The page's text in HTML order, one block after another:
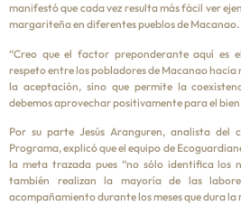
manifestó que cada vez resulta más fácil ver
margariteña en diferentes pueblos de Macanao.
“Creo que el factor preponderante aquí es
respeto entre los pobladores de Macanao hacia
la aceptación, sino que permite la
debemos aprovechar positivamente para el
Por su parte Jesús Aranguren, analista del
Programa, explicó que el equipo de
la meta trazada pues “no sólo identifica los
también realizan la mayoría de las
acompañamiento durante los meses que dura